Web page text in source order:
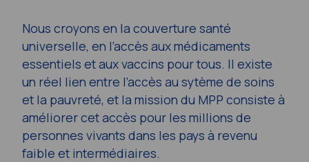
Nous croyons en la couverture santé
universelle, en l’accès aux médicaments
essentiels et aux vaccins pour tous. Il existe
un réel lien entre l’accès au sytème de soins
et la pauvreté, et la mission du MPP consiste à
améliorer cet accès pour les millions de
personnes vivants dans les pays à revenu
faible et intermédiaires.